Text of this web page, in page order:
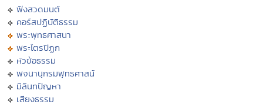
ฟังสวดมนต์
คอร์สปฏิบัติธรรม
พระพุทธศาสนา
พระไตรปิฏก
หัวข้อธรรม
พจนานุกรมพุทธศาสน์
มิลินทปัญหา
เสียงธรรม